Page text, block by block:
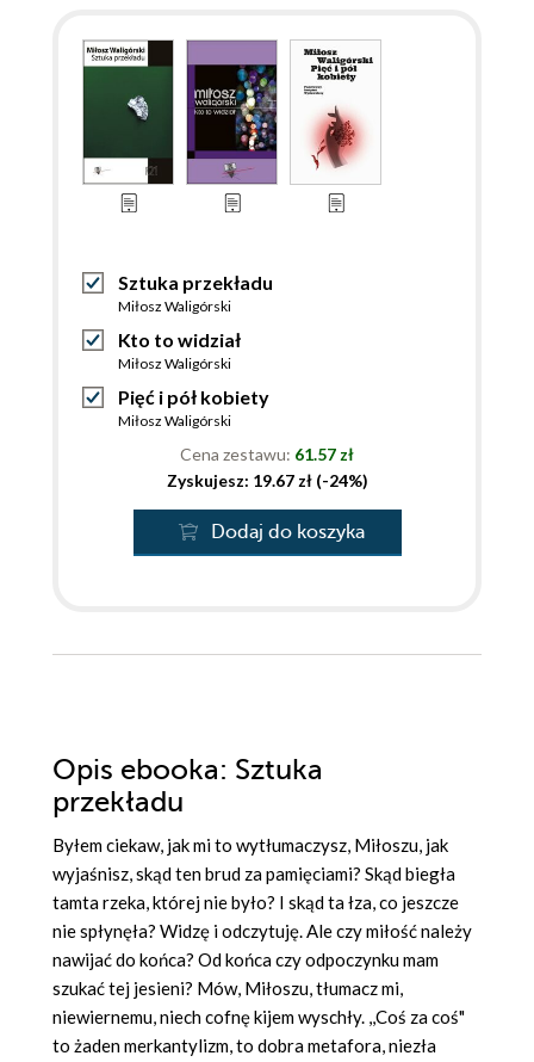
Sztuka przekładu
Miłosz Waligórski
Kto to widział
Miłosz Waligórski
Pięć i pół kobiety
Miłosz Waligórski
Cena zestawu: 61.57 zł
Zyskujesz: 19.67 zł (-24%)
Dodaj do koszyka
Opis ebooka: Sztuka
przekładu
Byłem ciekaw, jak mi to wytłumaczysz, Miłoszu, jak
wyjaśnisz, skąd ten brud za pamięciami? Skąd biegła
tamta rzeka, której nie było? I skąd ta łza, co jeszcze
nie spłynęła? Widzę i odczytuję. Ale czy miłość należy
nawijać do końca? Od końca czy odpoczynku mam
szukać tej jesieni? Mów, Miłoszu, tłumacz mi,
niewiernemu, niech cofnę kijem wyschły. ,,Coś za coś"
to żaden merkantylizm, to dobra metafora, niezła